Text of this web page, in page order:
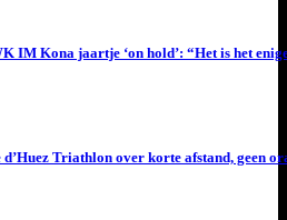
IM Kona jaartje ‘on hold’: “Het is het
Triathlon over korte afstand, geen